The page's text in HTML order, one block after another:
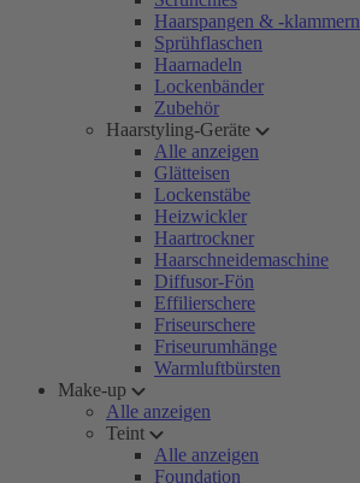
Haarspangen & -klammern
Sprühflaschen
Haarnadeln
Lockenbänder
Zubehör
Haarstyling-Geräte
Alle anzeigen
Glätteisen
Lockenstäbe
Heizwickler
Haartrockner
Haarschneidemaschine
Diffusor-Fön
Effilierschere
Friseurschere
Friseurumhänge
Warmluftbürsten
Make-up
Alle anzeigen
Teint
Alle anzeigen
Foundation